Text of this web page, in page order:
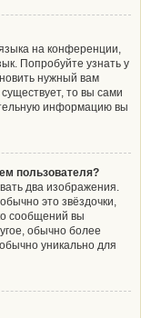
на конференции,
Попробуйте узнать у
нужный вам
то вы сами
информацию вы
пользователя?
два изображения.
это звёздочки,
сообщений вы
обычно более
уникально для